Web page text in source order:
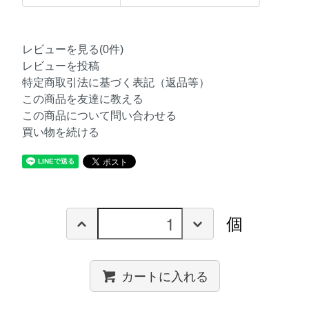
レビューを見る(0件)
レビューを投稿
特定商取引法に基づく表記（返品等）
この商品を友達に教える
この商品について問い合わせる
買い物を続ける
個
カートに入れる